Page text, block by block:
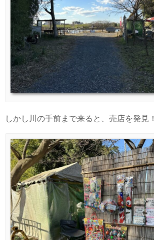
しかし川の手前まで来ると、売店を発見！